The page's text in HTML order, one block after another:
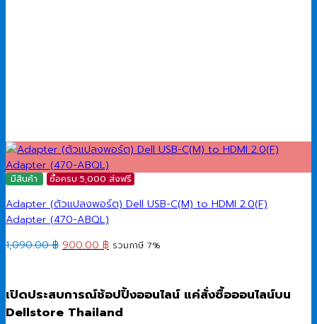
มีสินค้า ซื้อครบ 5,000 ส่งฟรี
Adapter (ตัวแปลงพอร์ต) Dell USB-C(M) to HDMI 2.0(F)
Adapter (470-ABQL)
1,090.00฿ Original
1,090.00 ฿.
900.00 ฿ Current
900.00 ฿.
รวมภาษี 7%
เปิดประสบการณ์ช้อปปิ้งออนไลน์ แค่สั่งซื้อออนไลน์บน
Dellstore Thailand